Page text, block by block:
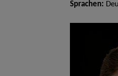
Sprachen: